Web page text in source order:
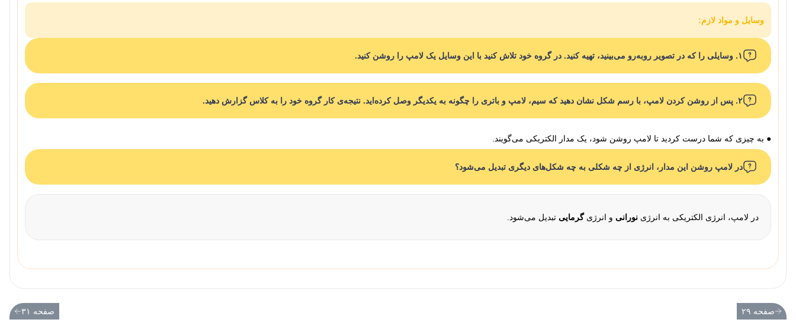
وسایل و مواد لازم:
۱. وسایلی را که در تصویر روبه‌رو می‌بینید، تهیه کنید. در گروه خود تلاش کنید با این وسایل یک لامپ را روشن کنید.
۲. پس از روشن کردن لامپ، با رسم شکل نشان دهید که سیم، لامپ و باتری را چگونه به یکدیگر وصل کرده‌اید. نتیجه‌ی کار گروه خود را به کلاس گزارش دهید.
● به چیزی که شما درست کردید تا لامپ روشن شود، یک مدار الکتریکی می‌گویند.
در لامپ روشن این مدار، انرژی از چه شکلی به چه شکل‌های دیگری تبدیل می‌شود؟
در لامپ، انرژی الکتریکی به انرژی نورانی و انرژیگرمایی تبدیل می‌شود.
صفحه ۲۹ صفحه ۳۱